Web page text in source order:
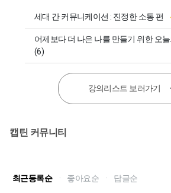
세대 간 커뮤니케이션 : 진정한 소통 편
어제보다 더 나은 나를 만들기 위한 오
(6)
강의리스트 보러가기
캡틴 커뮤니티
최근등록순 · 좋아요순 · 답글순